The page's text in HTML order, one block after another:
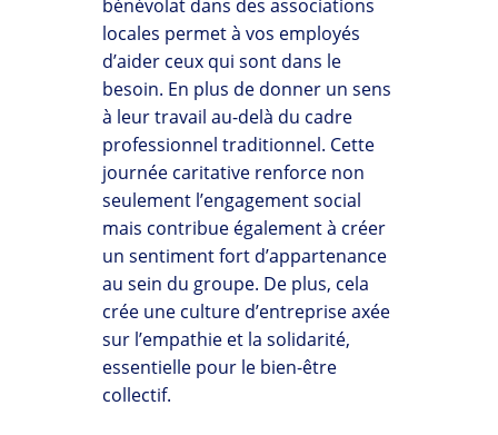
bénévolat dans des associations
locales permet à vos employés
d’aider ceux qui sont dans le
besoin. En plus de donner un sens
à leur travail au-delà du cadre
professionnel traditionnel. Cette
journée caritative renforce non
seulement l’engagement social
mais contribue également à créer
un sentiment fort d’appartenance
au sein du groupe. De plus, cela
crée une culture d’entreprise axée
sur l’empathie et la solidarité,
essentielle pour le bien-être
collectif.